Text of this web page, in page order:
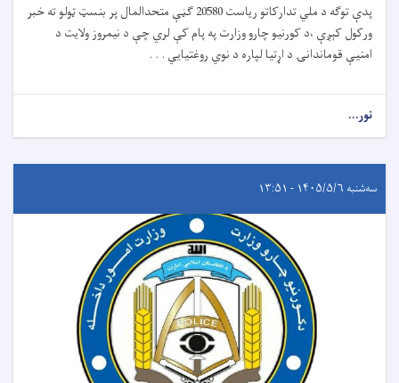
پدې توګه د ملي تدارکاتو ریاست 20580 ګڼې متحدالمال پر بنسټ ټولو ته خبر
ورکول کېږې ،د کورنیو چارو وزارت په پام کې لري چې د نیمروز ولایت د
امنیې قوماندانۍ د اړتیا لپاره د نوي روغتیايي . . .
نور...
سه‌شنبه ۱۴۰۵/۵/۶ - ۱۳:۵۱